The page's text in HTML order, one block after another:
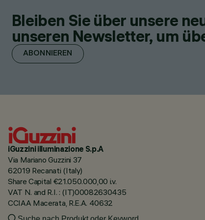
Bleiben Sie über unsere
unseren Newsletter, um
ABONNIEREN
iGuzzini illuminazione S.p.A
Via Mariano Guzzini 37
62019 Recanati (Italy)
Share Capital €21.050.000,00 i.v.
VAT N. and R.I. : (IT)00082630435
CCIAA Macerata, R.E.A. 40632